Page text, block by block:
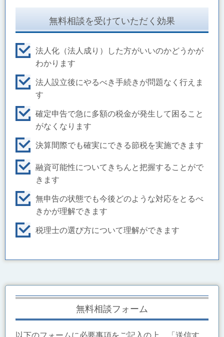
無料相談を受けていただく効果
法人化（法人成り）した方がいいのかどうかが
わかります
法人設立後にやるべき手続きが問題なく行えま
す
確定申告で急に多額の税金が発生して困ること
がなくなります
決算間際でも確実にできる節税を実施できます
融資可能性についてきちんと把握することがで
きます
無申告の状態でも今後どのような対応をとるべ
きかが理解できます
税理士の選び方について理解ができます
無料相談フォーム
以下のフォームに必要事項をご記入の上、「送信す